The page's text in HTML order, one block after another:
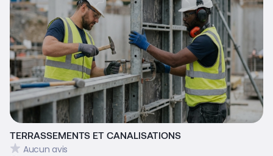
TERRASSEMENTS ET CANALISATIONS
Aucun avis